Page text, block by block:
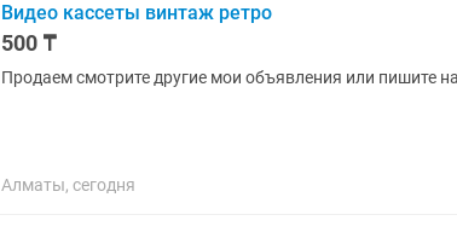
Видео кассеты винтаж ретро
500 ₸
Продаем смотрите другие мои объявления или пишите
Алматы, сегодня